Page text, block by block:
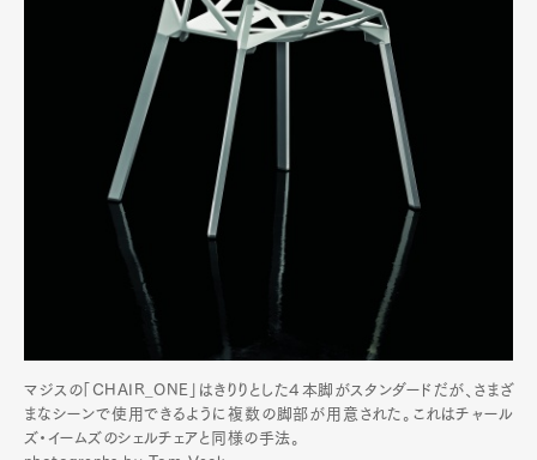
マジスの「CHAIR_ONE」はきりりとした４本脚がスタンダードだが、さまざ
まなシーンで使用できるように複数の脚部が用意された。これはチャール
ズ・イームズのシェルチェアと同様の手法。